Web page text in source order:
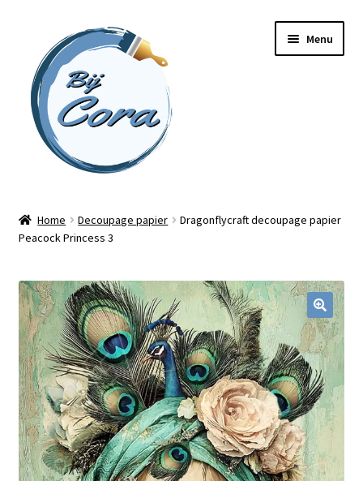
naar
navigatie
inhoud
Menu
Workshops
Online cursussen
Shop
Blog / DIY / Tutorials
Over mij
Contact
Home Decoupage papier
Dragonflycraft decoupage papier
Peacock Princess 3